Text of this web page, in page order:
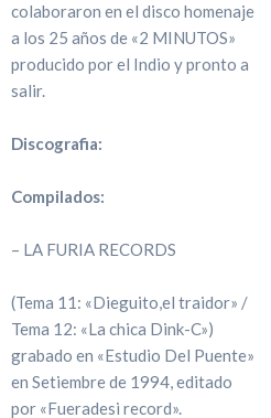
colaboraron en el disco homenaje
a los 25 años de «2 MINUTOS»
producido por el Indio y pronto a
salir.
Discografia:
Compilados:
– LA FURIA RECORDS
(Tema 11: «Dieguito,el traidor» /
Tema 12: «La chica Dink-C»)
grabado en «Estudio Del Puente»
en Setiembre de 1994, editado
por «Fueradesi record».